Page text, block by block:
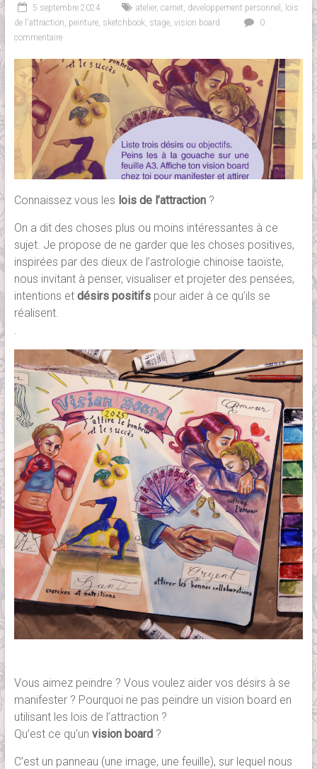
5 septembre 2024 atelier, carnet, developpement personnel , lois
de l'attraction, peinture, sketchbook, stage, vision board
0
commentaire
Connaissez vous les lois de l’attraction?
On a dit des choses plus ou moins intéressantes à ce
sujet. Je propose de ne garder que les choses positives,
inspirées par des dieux de l’astrologie chinoise taoïste,
nous invitant à penser, visualiser et projeter des pensées,
intentions et désirs positifspour aider à ce qu’ils se
réalisent.
.
Vous aimez peindre ? Vous voulez aider vos désirs à se
manifester ? Pourquoi ne pas peindre un vision board en
utilisant les lois de l’attraction ?
Qu’est ce qu’un vision board?
C’est un panneau (une image, une feuille), sur lequel nous